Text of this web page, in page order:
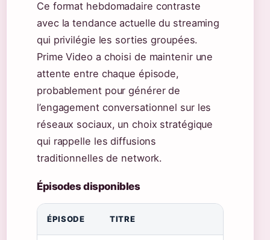
Ce format hebdomadaire contraste
avec la tendance actuelle du streaming
qui privilégie les sorties groupées.
Prime Video a choisi de maintenir une
attente entre chaque épisode,
probablement pour générer de
l’engagement conversationnel sur les
réseaux sociaux, un choix stratégique
qui rappelle les diffusions
traditionnelles de network.
Épisodes disponibles
ÉPISODE TITRE